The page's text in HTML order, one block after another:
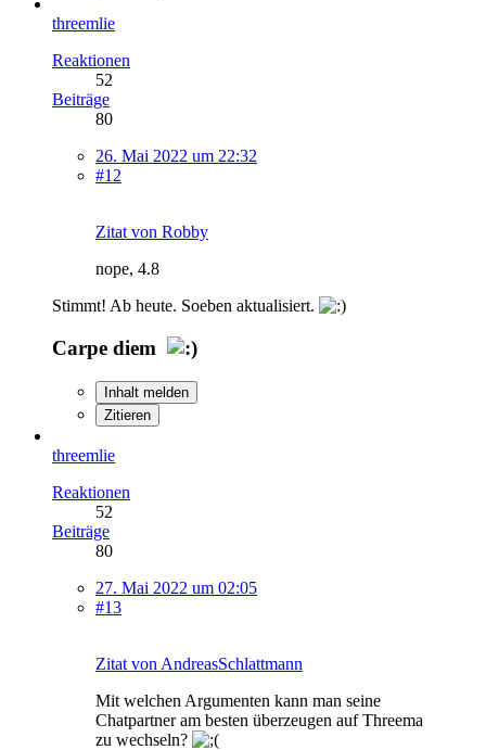
threemlie
Reaktionen
52
Beiträge
80
26. Mai 2022 um 22:32
#12
Zitat von Robby
nope, 4.8
Stimmt! Ab heute. Soeben aktualisiert.
Carpe diem
Inhalt melden
Zitieren
threemlie
Reaktionen
52
Beiträge
80
27. Mai 2022 um 02:05
#13
Zitat von AndreasSchlattmann
Mit welchen Argumenten kann man seine
Chatpartner am besten überzeugen auf Threema
zu wechseln?